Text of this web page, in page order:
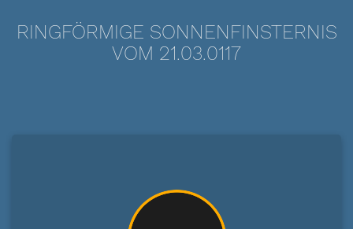
RINGFÖRMIGE SONNENFINSTERNIS
VOM 21.03.0117